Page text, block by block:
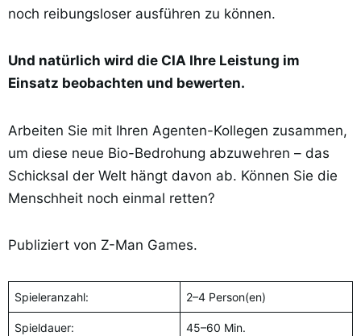
noch reibungsloser ausführen zu können.
Und natürlich wird die CIA Ihre Leistung im
Einsatz beobachten und bewerten.
Arbeiten Sie mit Ihren Agenten-Kollegen zusammen,
um diese neue Bio-Bedrohung abzuwehren – das
Schicksal der Welt hängt davon ab. Können Sie die
Menschheit noch einmal retten?
Publiziert von Z-Man Games.
Spieleranzahl: 2–4 Person(en)
Spieldauer: 45–60 Min.